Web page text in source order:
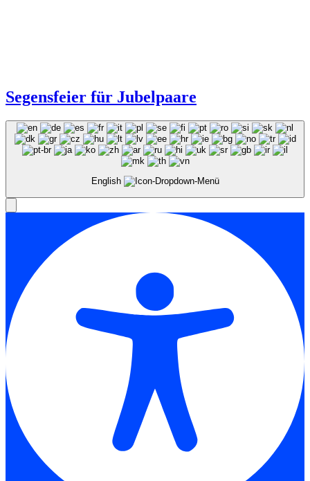
Segensfeier für Jubelpaare
English